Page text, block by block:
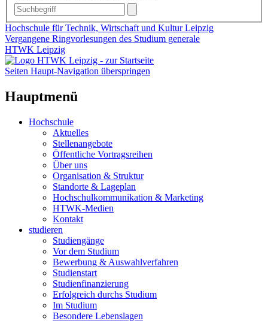
Hochschule für Technik, Wirtschaft und Kultur Leipzig
Vergangene Ringvorlesungen des Studium generale
HTWK Leipzig
Seiten Haupt-Navigation überspringen
Hauptmenü
Hochschule
Aktuelles
Stellenangebote
Öffentliche Vortragsreihen
Über uns
Organisation & Struktur
Standorte & Lageplan
Hochschulkommunikation & Marketing
HTWK-Medien
Kontakt
studieren
Studiengänge
Vor dem Studium
Bewerbung & Auswahlverfahren
Studienstart
Studienfinanzierung
Erfolgreich durchs Studium
Im Studium
Besondere Lebenslagen